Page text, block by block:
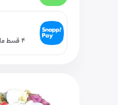
۴ قسط ماهانه. بدون سود، چک و ضامن.